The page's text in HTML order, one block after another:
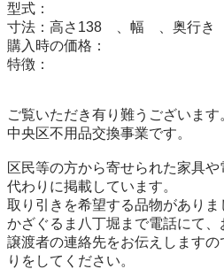
型式：
寸法：高さ138　、幅　、奥行き
購入時の価格：
特徴：
ご覧いただき有り難うございます
中央区不用品交換事業です。
区民等の方から寄せられた家具
代わりに掲載しています。
取り引きを希望する品物があり
かざぐるま八丁堀まで電話にて、
譲渡者の連絡先をお伝えします
りをしてください。